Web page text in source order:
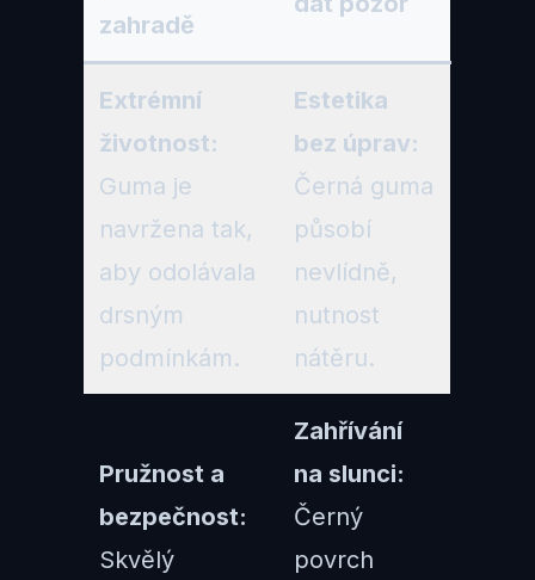
zahradě
Extrémní
životnost:
Guma je
navržena tak,
aby odolávala
drsným
podmínkám.
Estetika
bez úprav:
Černá guma
působí
nevlídně,
nutnost
nátěru.
Pružnost a
bezpečnost:
Skvělý
Zahřívání
na slunci:
Černý
povrch